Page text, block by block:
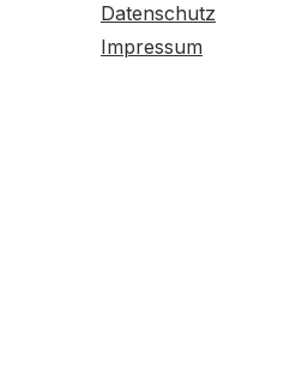
Datenschutz
Impressum